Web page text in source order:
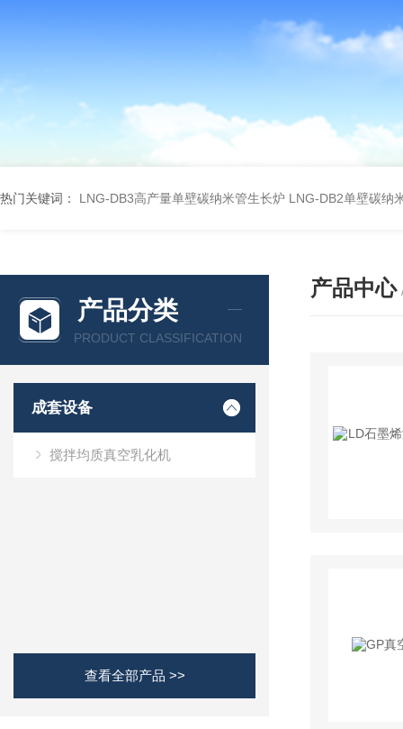
热门关键词： LNG-DB3高产量单壁碳纳米管生长炉 LNG-DB2单壁碳纳
产品分类
PRODUCT CLASSIFICATION
成套设备
搅拌均质真空乳化机
查看全部产品 >>
产品中心